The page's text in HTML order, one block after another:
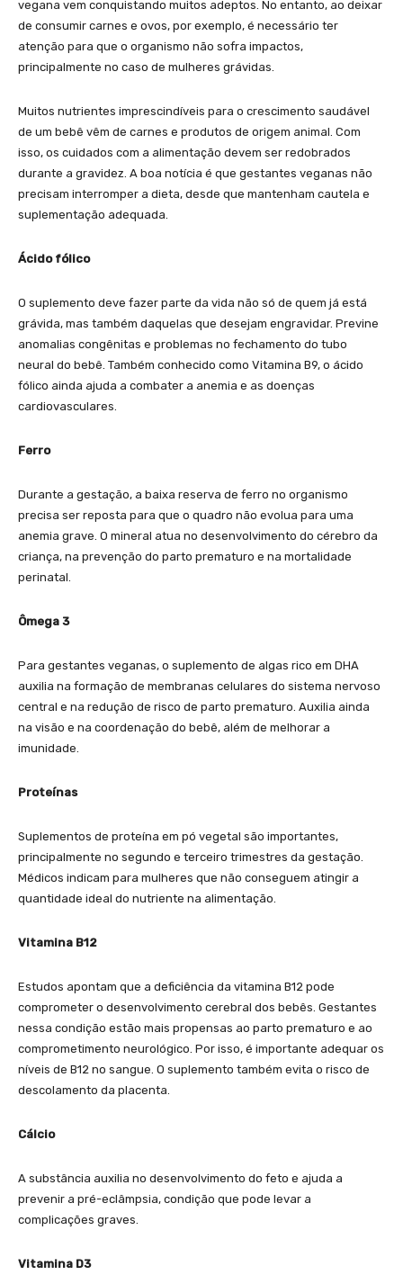
vegana vem conquistando muitos adeptos. No entanto, ao deixar
de consumir carnes e ovos, por exemplo, é necessário ter
atenção para que o organismo não sofra impactos,
principalmente no caso de mulheres grávidas.
Muitos nutrientes imprescindíveis para o crescimento saudável
de um bebê vêm de carnes e produtos de origem animal. Com
isso, os cuidados com a alimentação devem ser redobrados
durante a gravidez. A boa notícia é que gestantes veganas não
precisam interromper a dieta, desde que mantenham cautela e
suplementação adequada.
Ácido fólico
O suplemento deve fazer parte da vida não só de quem já está
grávida, mas também daquelas que desejam engravidar. Previne
anomalias congênitas e problemas no fechamento do tubo
neural do bebê. Também conhecido como Vitamina B9, o ácido
fólico ainda ajuda a combater a anemia e as doenças
cardiovasculares.
Ferro
Durante a gestação, a baixa reserva de ferro no organismo
precisa ser reposta para que o quadro não evolua para uma
anemia grave. O mineral atua no desenvolvimento do cérebro da
criança, na prevenção do parto prematuro e na mortalidade
perinatal.
Ômega 3
Para gestantes veganas, o suplemento de algas rico em DHA
auxilia na formação de membranas celulares do sistema nervoso
central e na redução de risco de parto prematuro. Auxilia ainda
na visão e na coordenação do bebê, além de melhorar a
imunidade.
Proteínas
Suplementos de proteína em pó vegetal são importantes,
principalmente no segundo e terceiro trimestres da gestação.
Médicos indicam para mulheres que não conseguem atingir a
quantidade ideal do nutriente na alimentação.
Vitamina B12
Estudos apontam que a deficiência da vitamina B12 pode
comprometer o desenvolvimento cerebral dos bebês. Gestantes
nessa condição estão mais propensas ao parto prematuro e ao
comprometimento neurológico. Por isso, é importante adequar os
níveis de B12 no sangue. O suplemento também evita o risco de
descolamento da placenta.
Cálcio
A substância auxilia no desenvolvimento do feto e ajuda a
prevenir a pré-eclâmpsia, condição que pode levar a
complicações graves.
Vitamina D3